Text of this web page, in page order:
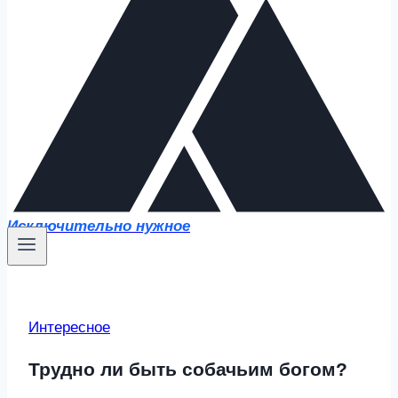
Исключительно нужное
Интересное
Трудно ли быть собачьим богом?